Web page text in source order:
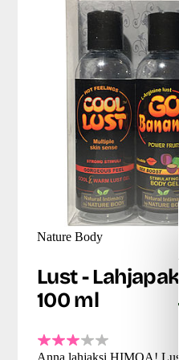
Nature Body
Lust -
100 ml
Anna lahjaksi HIMOA!